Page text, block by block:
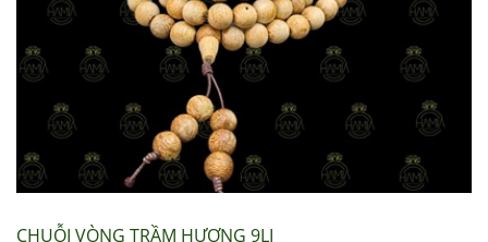
CHUỖI VÒNG TRẦM HƯƠNG 9LI